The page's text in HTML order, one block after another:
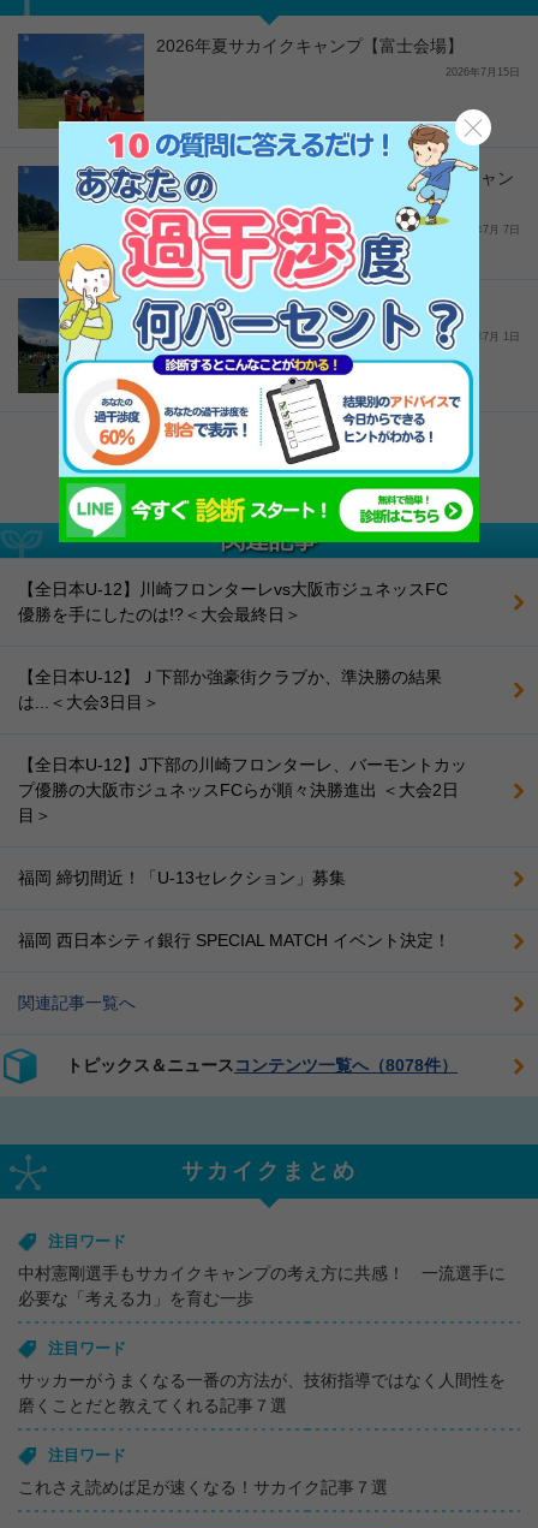
2026年夏サカイクキャンプ【富士会場】
2026年7月15日
キャンセル待ち受付｜2026年夏サカイクキャン
プ【千葉会場】
2026年7月 7日
2026年夏サカイクキャンプ【奈良会場】
2026年7月 1日
サカイクイベント一覧
関連記事
【全日本U-12】川崎フロンターレvs大阪市ジュネッスFC
優勝を手にしたのは!?＜大会最終日＞
【全日本U-12】Ｊ下部か強豪街クラブか、準決勝の結果
は...＜大会3日目＞
【全日本U-12】J下部の川崎フロンターレ、バーモントカッ
プ優勝の大阪市ジュネッスFCらが順々決勝進出 ＜大会2日
目＞
福岡 締切間近！「U-13セレクション」募集
福岡 西日本シティ銀行 SPECIAL MATCH イベント決定！
関連記事一覧へ
トピックス＆ニュース コンテンツ一覧へ（8078件）
サカイクまとめ
注目ワード
中村憲剛選手もサカイクキャンプの考え方に共感！ 一流選手に
必要な「考える力」を育む一歩
注目ワード
サッカーがうまくなる一番の方法が、技術指導ではなく人間性を
磨くことだと教えてくれる記事７選
注目ワード
これさえ読めば足が速くなる！サカイク記事７選